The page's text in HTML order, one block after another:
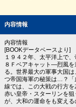
内容情報
内容情報
[BOOKデータベースより]
１９４２年、太平洋上で
８Ｆベアキャット―烈風
る。世界最大の軍事大国
つ帝国海軍の秘策は…？「
線では、この大戦の行方を
赤い皇帝・スターリンを
が、大和の運命をも変える